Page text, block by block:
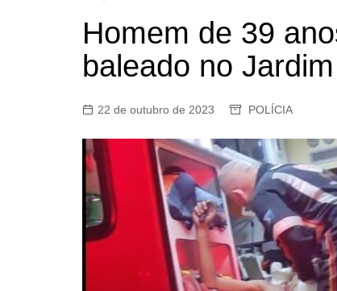
Homem de 39
baleado no
22 de outubro de 2023 POLÍCIA